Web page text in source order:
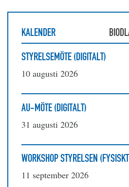
KALENDER
STYRELSEMÖTE (DIGITALT)
10 augusti 2026
AU-MÖTE (DIGITALT)
31 augusti 2026
WORKSHOP STYRELSEN
11 september 2026